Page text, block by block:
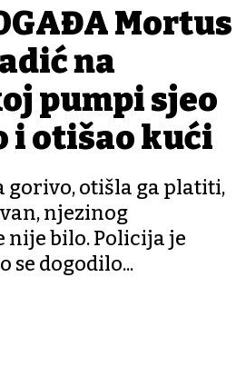
Mortus
na
pumpi sjeo
i otišao kući
gorivo, otišla ga platiti,
njezinog
nije bilo. Policija je
se dogodilo...